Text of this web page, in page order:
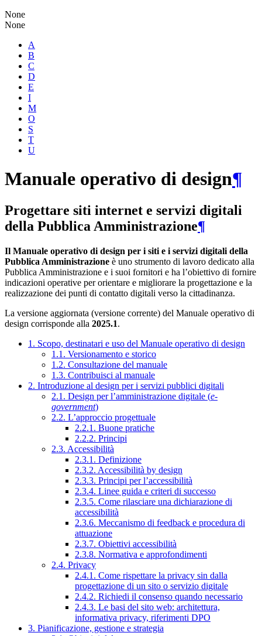
None
None
A
B
C
D
E
I
M
O
S
T
U
Manuale operativo di design¶
Progettare siti internet e servizi digitali
della Pubblica Amministrazione¶
Il Manuale operativo di design per i siti e i servizi digitali della
Pubblica Amministrazione è uno strumento di lavoro dedicato alla
Pubblica Amministrazione e i suoi fornitori e ha l’obiettivo di fornire
indicazioni operative per orientare e migliorare la progettazione e la
realizzazione dei punti di contatto digitali verso la cittadinanza.
La versione aggiornata (versione corrente) del Manuale operativo di
design corrisponde alla 2025.1.
1. Scopo, destinatari e uso del Manuale operativo di design
1.1. Versionamento e storico
1.2. Consultazione del manuale
1.3. Contribuisci al manuale
2. Introduzione al design per i servizi pubblici digitali
2.1. Design per l’amministrazione digitale (e-
government)
2.2. L’approccio progettuale
2.2.1. Buone pratiche
2.2.2. Principi
2.3. Accessibilità
2.3.1. Definizione
2.3.2. Accessibilità by design
2.3.3. Principi per l’accessibilità
2.3.4. Linee guida e criteri di successo
2.3.5. Come rilasciare una dichiarazione di
accessibilità
2.3.6. Meccanismo di feedback e procedura di
attuazione
2.3.7. Obiettivi accessibilità
2.3.8. Normativa e approfondimenti
2.4. Privacy
2.4.1. Come rispettare la privacy sin dalla
progettazione di un sito o servizio digitale
2.4.2. Richiedi il consenso quando necessario
2.4.3. Le basi del sito web: architettura,
informativa privacy, riferimenti DPO
3. Pianificazione, gestione e strategia